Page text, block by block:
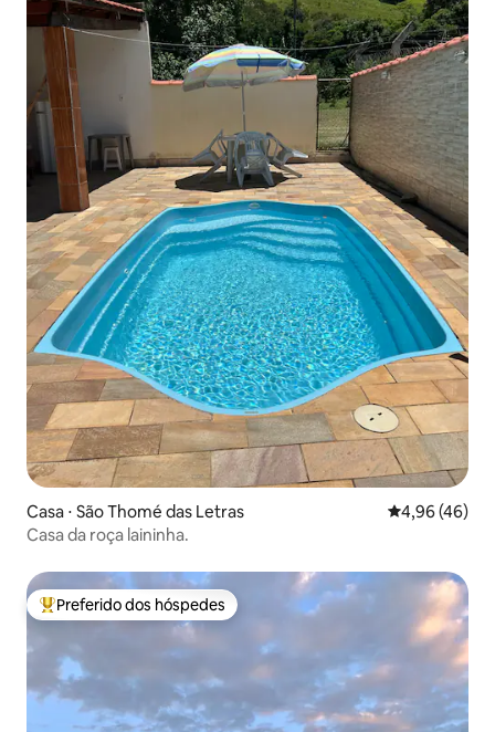
Casa ⋅ São Thomé das Letras 4,96 de uma
4,96 (46)
Casa da roça laininha.
Entre os melhores preferidos dos hóspedes
Preferido dos hóspedes